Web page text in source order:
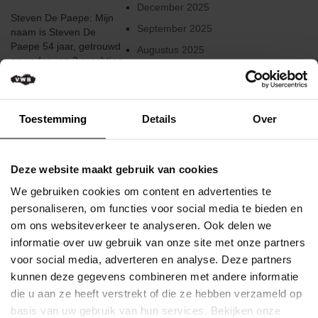
Toestemming Details Over
Deze website maakt gebruik van cookies
We gebruiken cookies om content en advertenties te
personaliseren, om functies voor social media te bieden en
om ons websiteverkeer te analyseren. Ook delen we
informatie over uw gebruik van onze site met onze partners
voor social media, adverteren en analyse. Deze partners
kunnen deze gegevens combineren met andere informatie
die u aan ze heeft verstrekt of die ze hebben verzameld op
basis van uw gebruik van hun services. Bekijken onze
Verkeersregels
Media
&
Flandrienne
VWB
Nieuws
Actueel
Artikels
Veelgestelde
vragen
/
FAQ
Steven De Paepe: Mijn
naam is Steven De
Paepe 54 jaar, getrouwd
en vader van 2 prachtige
dochters (13 en 15 jaar).
In augustus 2023 werd
leverkanker vastgesteld.
keerde de kanker helaas
terug, uitgezaaid in mijn
lever. De ziekte is
vandaag niet meer te
genezen, enkel ...
Lees meer
Gepubliceerd op 09
Februari 2026
December 2025
September 2025
Augustus 2025
Januari 2025
Augustus 2024
Mei 2024
Maart 2024
Februari 2024
December 2023
Oktober 2023